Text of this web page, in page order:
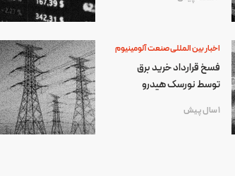
اخبار بین المللی صنعت آلومینیوم
فسخ قرارداد خرید برق
توسط نورسک هیدرو
1 سال پیش